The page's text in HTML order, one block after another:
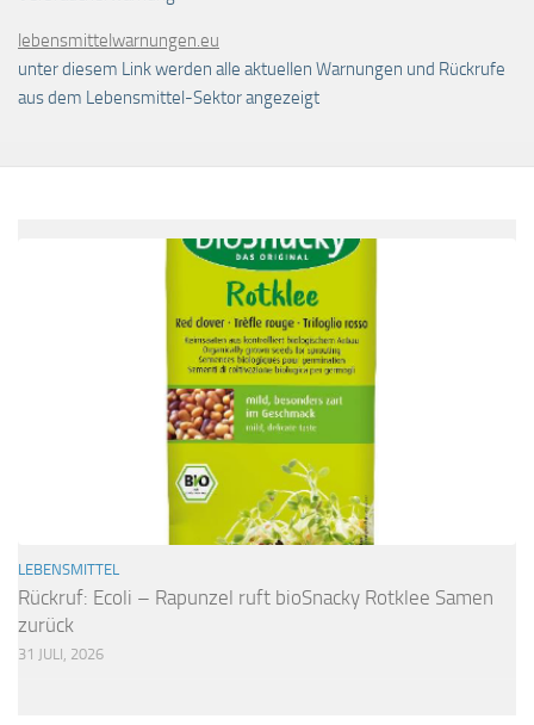
lebensmittelwarnungen.eu
unter diesem Link werden alle aktuellen Warnungen und Rückrufe
aus dem Lebensmittel-Sektor angezeigt
LEBENSMITTEL
Rückruf: Ecoli – Rapunzel ruft bioSnacky Rotklee Samen
zurück
31 JULI, 2026